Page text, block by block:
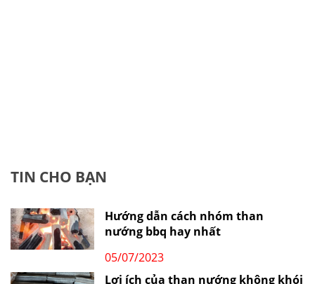
TIN CHO BẠN
Hướng dẫn cách nhóm than
nướng bbq hay nhất
05/07/2023
Lợi ích của than nướng không khói